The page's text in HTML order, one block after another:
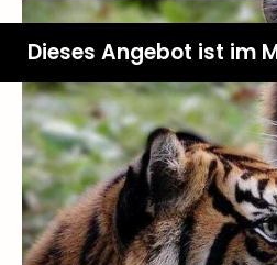
Dieses Angebot ist im